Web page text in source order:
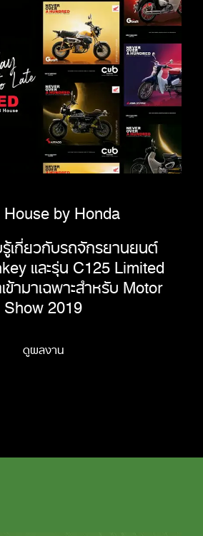
by Honda
เกี่ยวกับรถจักรยานยนต์
และรุ่น C125 Limited
ามาเฉพาะสำหรับ Motor
Show 2019
ดูผลงาน